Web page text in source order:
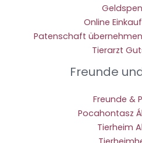
Online
Patenschaft
Tierarzt
Freunde
Freunde &
Pocahontasz
Tierheim